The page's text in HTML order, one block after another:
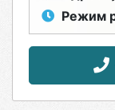
Режим